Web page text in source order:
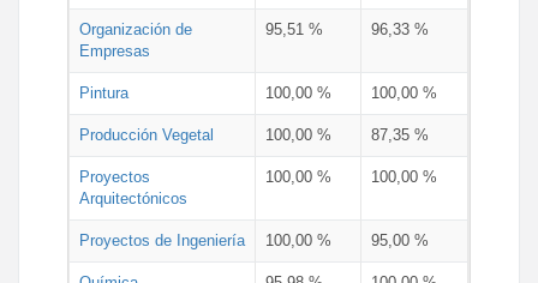
Organización de
Empresas
95,51 % 96,33 %
Pintura 100,00 % 100,00 %
Producción Vegetal 100,00 % 87,35 %
Proyectos
Arquitectónicos
100,00 % 100,00 %
Proyectos de Ingeniería 100,00 % 95,00 %